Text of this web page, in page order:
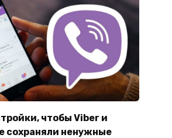
чтобы Viber и
сохраняли ненужные